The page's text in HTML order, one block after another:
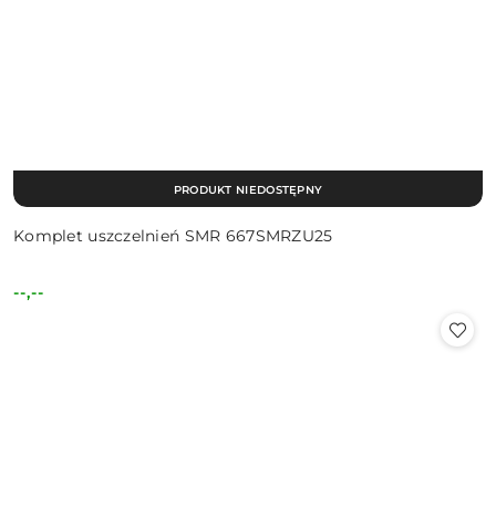
Komplet uszczelnień SMR 667SMRZU25
Cena:
--,--
PRODUKT NIEDOSTĘPNY